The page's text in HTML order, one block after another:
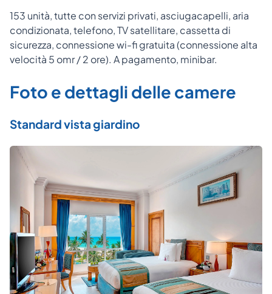
153 unità, tutte con servizi privati, asciugacapelli, aria
condizionata, telefono, TV satellitare, cassetta di
sicurezza, connessione wi-fi gratuita (connessione alta
velocità 5 omr / 2 ore). A pagamento, minibar.
Foto e dettagli delle camere
Standard vista giardino